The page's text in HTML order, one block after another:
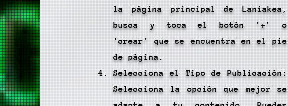
la página principal de Laniakea,
busca y toca el botón '+' o
'crear' que se encuentra en el pie
de página.
Selecciona el Tipo de Publicación:
Selecciona la opción que mejor se